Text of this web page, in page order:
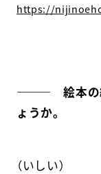
https://
――― 絵本の総
ょうか。
（いしい）